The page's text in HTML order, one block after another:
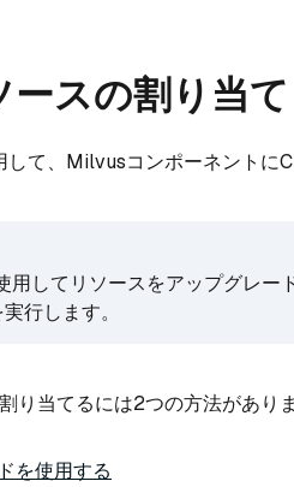
ースの割り当て
て、Milvusコンポーネントに
用してリソースをアップグレー
行します。
り当てるには2つの方法があり
を使用する